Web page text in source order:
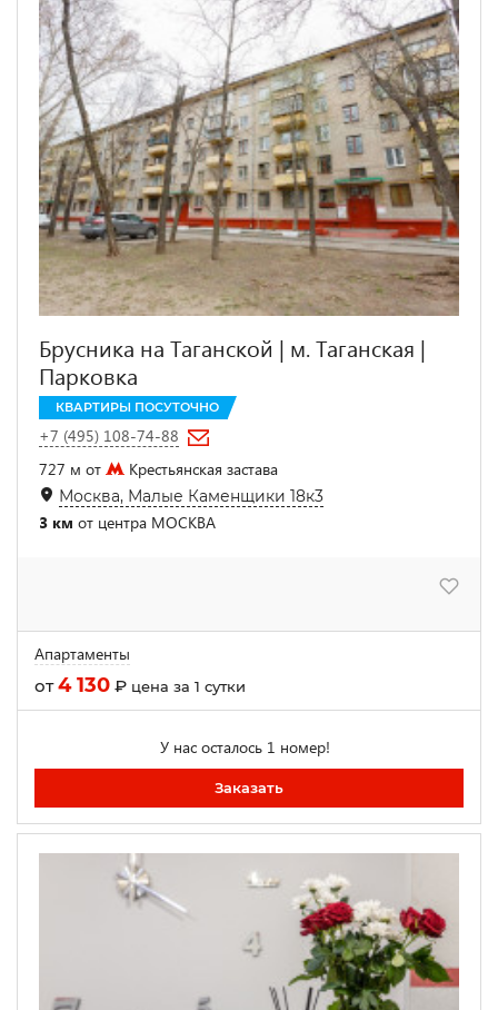
Брусника на Таганской | м. Таганская |
Парковка
КВАРТИРЫ ПОСУТОЧНО
+7 (495) 108-74-88
727 м от
Крестьянская застава
Москва, Малые Каменщики 18к3
3 км от центра МОСКВА
Апартаменты
от4 130 ₽ цена за 1 сутки
У нас осталось 1 номер!
Заказать